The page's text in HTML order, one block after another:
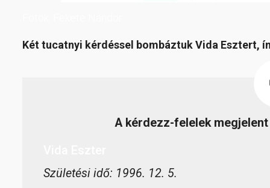
Két tucatnyi kérdéssel bombáztuk Vida Esztert,
A kérdezz-felelek
Születési idő: 1996. 12. 5.